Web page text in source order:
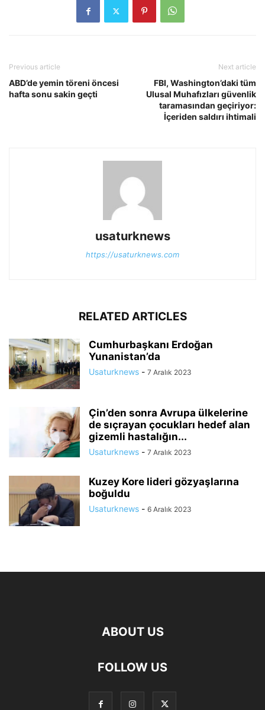
Previous article
ABD’de yemin töreni öncesi
hafta sonu sakin geçti
Next article
FBI, Washington’daki tüm
Ulusal Muhafızları güvenlik
taramasından geçiriyor:
İçeriden saldırı ihtimali
usaturknews
https://usaturknews.com
RELATED ARTICLES
Cumhurbaşkanı Erdoğan
Yunanistan’da
Usaturknews - 7 Aralık 2023
Çin’den sonra Avrupa ülkelerine
de sıçrayan çocukları hedef alan
gizemli hastalığın...
Usaturknews - 7 Aralık 2023
Kuzey Kore lideri gözyaşlarına
boğuldu
Usaturknews - 6 Aralık 2023
ABOUT US
FOLLOW US